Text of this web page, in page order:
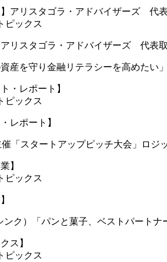
トピックス
アリスタゴラ・アドバイザーズ 代表
資産を守り金融リテラシーを高めたい」
トピックス
レポート】
「スタートアップピッチ大会」ロジ
トピックス
ク）「パンと菓子、ベストパートナ
トピックス